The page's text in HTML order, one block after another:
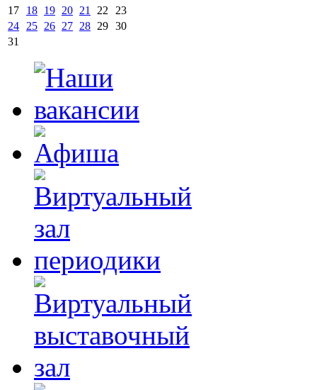
17
18 19 20 21 22
23
24
25 26 27 28 29 30
31